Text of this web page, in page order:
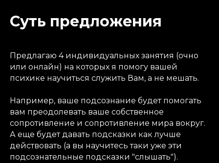
Суть предложения
Предлагаю 4 индивидуальных занятия (очно
или онлайн) на которых я помогу вашей
психике научиться служить Вам, а не мешать.
Например, ваше подсознание будет помогать
вам преодолевать ваше собственное
сопротивление и сопротивление мира вокруг.
А еще будет давать подсказки как лучше
действовать (а вы научитесь таки уже эти
подсознательные подсказки "слышать").